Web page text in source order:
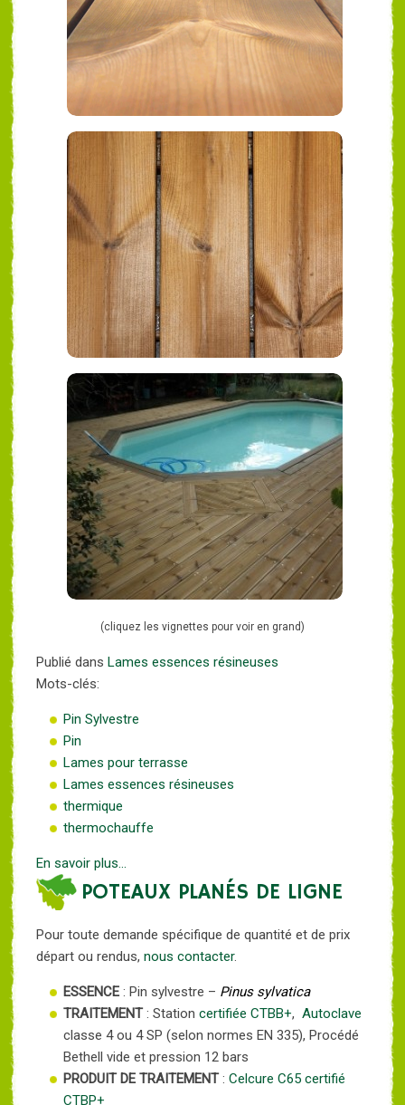
(cliquez les vignettes pour voir en grand)
Publié dans Lames essences résineuses
Mots-clés:
Pin Sylvestre
Pin
Lames pour terrasse
Lames essences résineuses
thermique
thermochauffe
En savoir plus...
POTEAUX PLANÉS DE LIGNE
Pour toute demande spécifique de quantité et de prix
départ ou rendus, nous contacter.
ESSENCE : Pin sylvestre – Pinus sylvatica
TRAITEMENT: Station certifiée CTBB+, Autoclave
classe 4 ou 4 SP (selon normes EN 335), Procédé
Bethell vide et pression 12 bars
PRODUIT DE TRAITEMENT: Celcure C65 certifié
CTBP+